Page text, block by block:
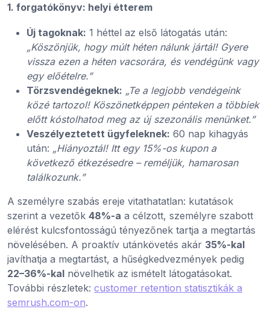
1. forgatókönyv: helyi étterem
Új tagoknak: 1 héttel az első látogatás után:
„Köszönjük, hogy múlt héten nálunk jártál! Gyere
vissza ezen a héten vacsorára, és vendégünk vagy
egy előételre.”
Törzsvendégeknek: „Te a legjobb vendégeink
közé tartozol! Köszönetképpen pénteken a többiek
előtt kóstolhatod meg az új szezonális menünket.”
Veszélyeztetett ügyfeleknek: 60 nap kihagyás
után: „Hiányoztál! Itt egy 15%-os kupon a
következő étkezésedre – reméljük, hamarosan
találkozunk.”
A személyre szabás ereje vitathatatlan: kutatások
szerint a vezetők 48%-a a célzott, személyre szabott
elérést kulcsfontosságú tényezőnek tartja a megtartás
növelésében. A proaktív utánkövetés akár 35%-kal
javíthatja a megtartást, a hűségkedvezmények pedig
22–36%-kal növelhetik az ismételt látogatásokat.
További részletek: customer retention statisztikák a
semrush.com-on.